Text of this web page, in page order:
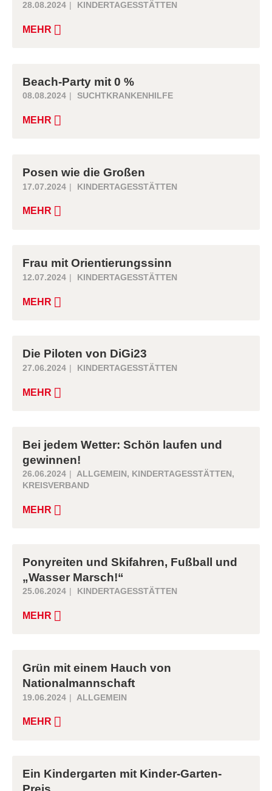
28.08.2024 KINDERTAGESSTÄTTEN
MEHR
Beach-Party mit 0 %
08.08.2024 SUCHTKRANKENHILFE
MEHR
Posen wie die Großen
17.07.2024 KINDERTAGESSTÄTTEN
MEHR
Frau mit Orientierungssinn
12.07.2024 KINDERTAGESSTÄTTEN
MEHR
Die Piloten von DiGi23
27.06.2024 KINDERTAGESSTÄTTEN
MEHR
Bei jedem Wetter: Schön laufen und
gewinnen!
26.06.2024 ALLGEMEIN , KINDERTAGESSTÄTTEN ,
KREISVERBAND
MEHR
Ponyreiten und Skifahren, Fußball und
„Wasser Marsch!“
25.06.2024 KINDERTAGESSTÄTTEN
MEHR
Grün mit einem Hauch von
Nationalmannschaft
19.06.2024 ALLGEMEIN
MEHR
Ein Kindergarten mit Kinder-Garten-